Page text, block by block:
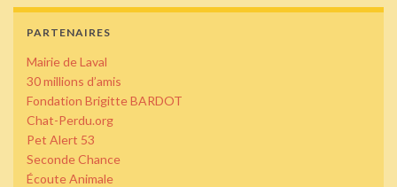
PARTENAIRES
Mairie de Laval
30 millions d’amis
Fondation Brigitte BARDOT
Chat-Perdu.org
Pet Alert 53
Seconde Chance
Écoute Animale